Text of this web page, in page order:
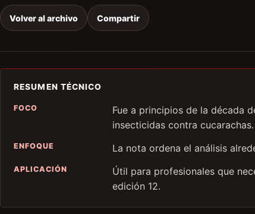
Volver al archivo Compartir
RESUMEN TÉCNICO
FOCO
Fue a principios de la década
insecticidas contra cucarachas.
ENFOQUE La nota ordena el análisis
APLICACIÓN
Útil para profesionales que
edición 12.